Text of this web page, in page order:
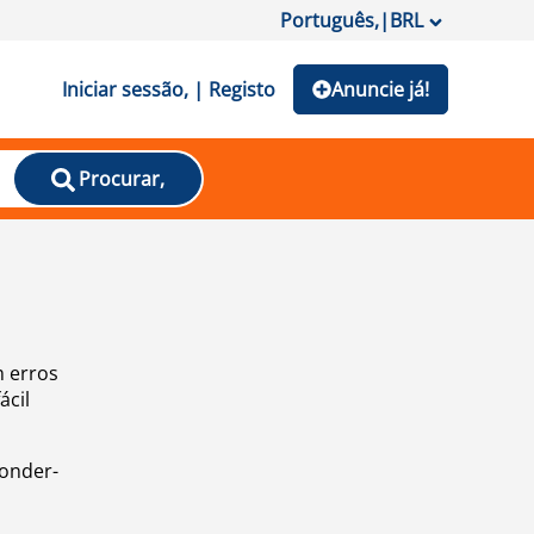
Português,|BRL
Iniciar sessão, | Registo Anuncie já!
Procurar,
erros